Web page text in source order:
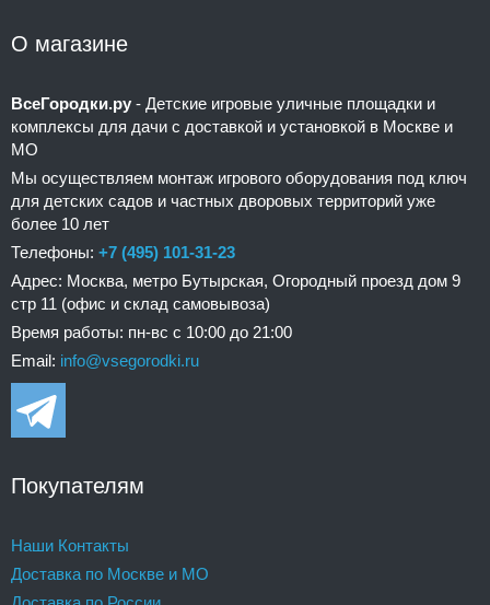
О магазине
ВсеГородки.ру - Детские игровые уличные площадки и
комплексы для дачи с доставкой и установкой в Москве и
МО
Мы осуществляем монтаж игрового оборудования под ключ
для детских садов и частных дворовых территорий уже
более 10 лет
Телефоны: +7 (495) 101-31-23
Адрес: Москва, метро Бутырская, Огородный проезд дом 9
стр 11 (офис и склад самовывоза)
Время работы: пн-вс с 10:00 до 21:00
Email: info@vsegorodki.ru
Покупателям
Наши Контакты
Доставка по Москве и МО